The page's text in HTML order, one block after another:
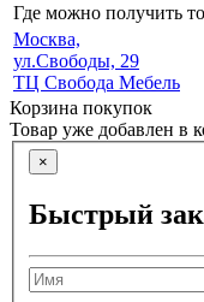
Где можно получить
Москва,
ул.Свободы, 29
ТЦ Свобода Мебель
Корзина покупок
Товар уже добавлен в
×
Быстрый